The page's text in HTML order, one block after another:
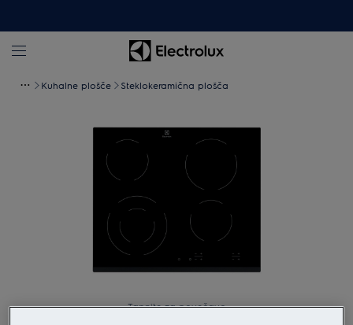
Kuhalne plošče Steklokeramična plošča
Tapnite za povečavo